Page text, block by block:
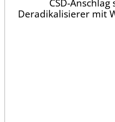
CSD-
Deradikalisierer mit